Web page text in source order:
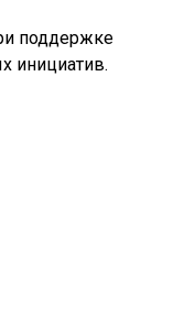
поддержке
инициатив.